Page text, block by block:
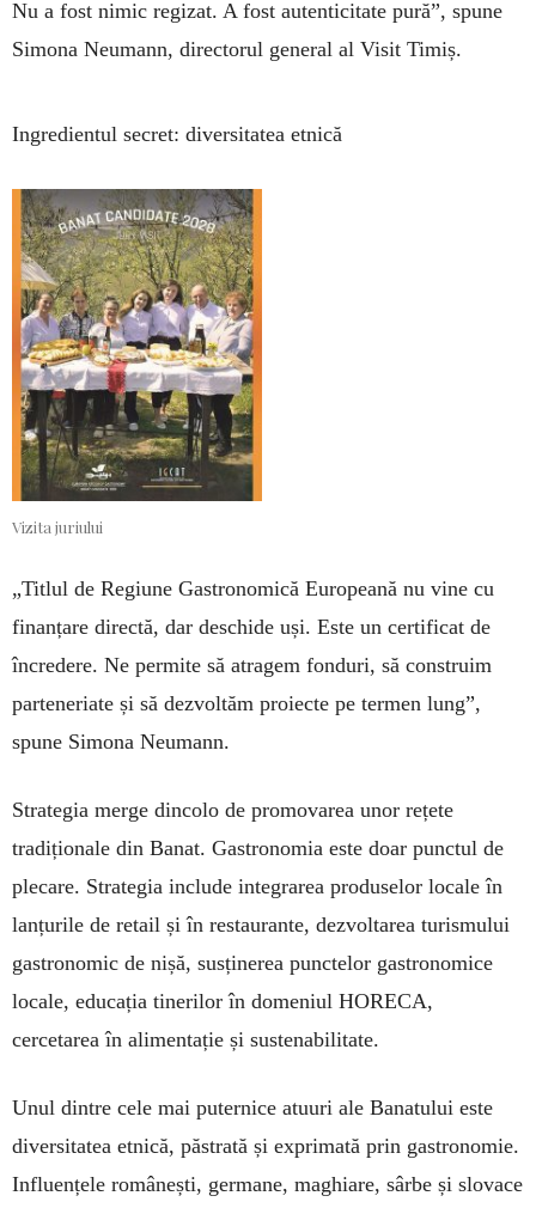
Nu a fost nimic regizat. A fost autenticitate pură”, spune
Simona Neumann, directorul general al Visit Timiș.
Ingredientul secret: diversitatea etnică
Vizita juriului
„Titlul de Regiune Gastronomică Europeană nu vine cu
finanțare directă, dar deschide uși. Este un certificat de
încredere. Ne permite să atragem fonduri, să construim
parteneriate și să dezvoltăm proiecte pe termen lung”,
spune Simona Neumann.
Strategia merge dincolo de promovarea unor rețete
tradiționale din Banat. Gastronomia este doar punctul de
plecare. Strategia include integrarea produselor locale în
lanțurile de retail și în restaurante, dezvoltarea turismului
gastronomic de nișă, susținerea punctelor gastronomice
locale, educația tinerilor în domeniul HORECA,
cercetarea în alimentație și sustenabilitate.
Unul dintre cele mai puternice atuuri ale Banatului este
diversitatea etnică, păstrată și exprimată prin gastronomie.
Influențele românești, germane, maghiare, sârbe și slovace